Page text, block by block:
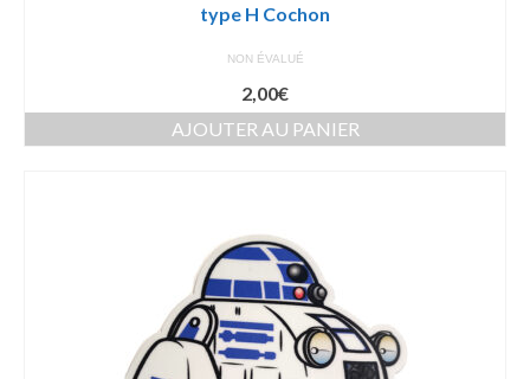
type H Cochon
NON ÉVALUÉ
2,00€
AJOUTER AU PANIER